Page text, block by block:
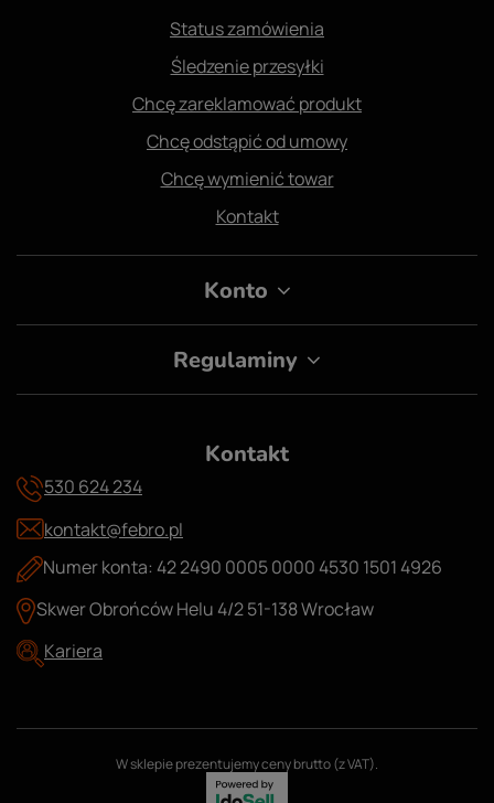
Status zamówienia
Śledzenie przesyłki
Chcę zareklamować produkt
Chcę odstąpić od umowy
Chcę wymienić towar
Kontakt
Konto
Regulaminy
Kontakt
530 624 234
kontakt@febro.pl
Numer konta: 42 2490 0005 0000 4530 1501 4926
Skwer Obrońców Helu 4/2 51-138 Wrocław
Kariera
W sklepie prezentujemy ceny brutto (z VAT).